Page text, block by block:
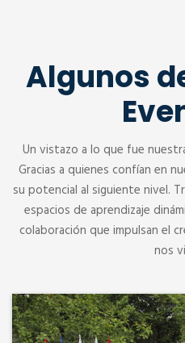
Algunos
Un vistazo a lo que fue
Gracias a quienes confían en
su potencial al siguiente nivel.
espacios de aprendizaje
colaboración que impulsan el
nos